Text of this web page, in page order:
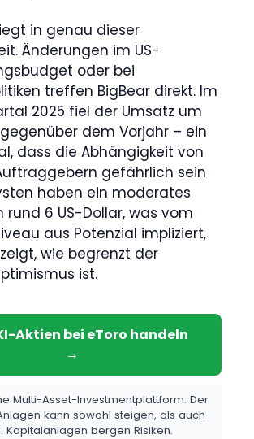
in genau dieser
Änderungen im US-
oder bei
treffen BigBear direkt. Im
2025 fiel der Umsatz um
dem Vorjahr – ein
dass die Abhängigkeit von
gefährlich sein
haben ein moderates
rund 6 US-Dollar, was vom
aus Potenzial impliziert,
wie begrenzt der
ist.
Aktien bei eToro handeln
→
Multi-Asset-Investmentplattform. Der
kann sowohl steigen, als auch
Kapitalanlagen bergen Risiken.